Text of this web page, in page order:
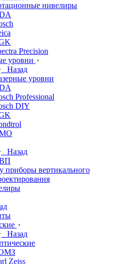
нивелиры
Precision
уровни
Назад
уровни
Professional
DIY
Назад
приборы вертикального
Назад
Zeiss